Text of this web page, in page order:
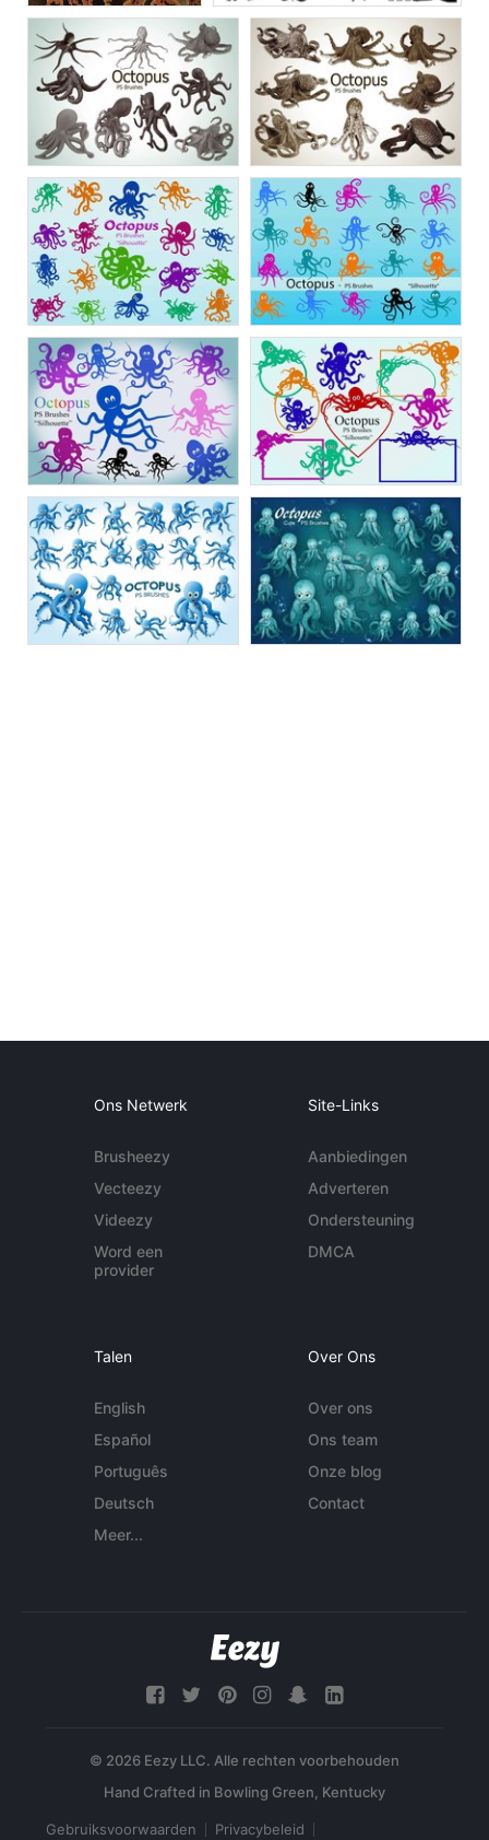
Ons Netwerk
Brusheezy
Vecteezy
Videezy
Word een
provider
Site-Links
Aanbiedingen
Adverteren
Ondersteuning
DMCA
Talen
English
Español
Português
Deutsch
Meer...
Over Ons
Over ons
Ons team
Onze blog
Contact
© 2026 Eezy LLC. Alle rechten voorbehouden
Gebruiksvoorwaarden Privacybeleid